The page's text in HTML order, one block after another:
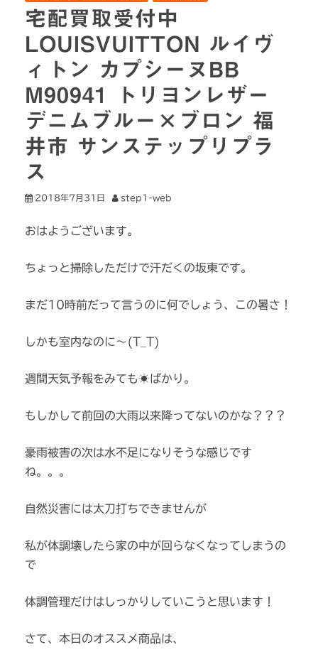
宅配買取受付中
LOUISVUITTON ルイヴ
ィトン カプシーヌBB
M90941 トリヨンレザー
デニムブルー×ブロン 福
井市 サンステップリプラ
ス
2018年7月31日 step1-web
おはようございます。
ちょっと掃除しただけで汗だくの坂東です。
まだ10時前だって言うのに何でしょう、この暑さ！
しかも室内なのに～(T_T)
週間天気予報をみても☀ばかり。
もしかして前回の大雨以来降ってないのかな？？？
豪雨被害の次は水不足になりそうな感じです
ね。。。
自然災害には太刀打ちできませんが
私が体調壊したら家の中が回らなくなってしまうの
で
体調管理だけはしっかりしていこうと思います！
さて、本日のオススメ商品は、